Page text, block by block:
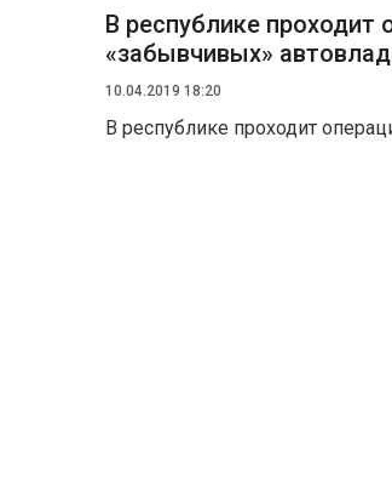
В республике
«забывчивых»
10.04.2019 18:20
В республике проходит